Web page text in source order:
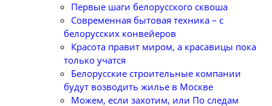
Первые шаги белорусского сквоша
Cовременная бытовая техника – с
белорусских конвейеров
Красота правит миром, а красавицы пока
только учатся
Белорусские строительные компании
будут возводить жилье в Москве
Можем, если захотим, или По следам